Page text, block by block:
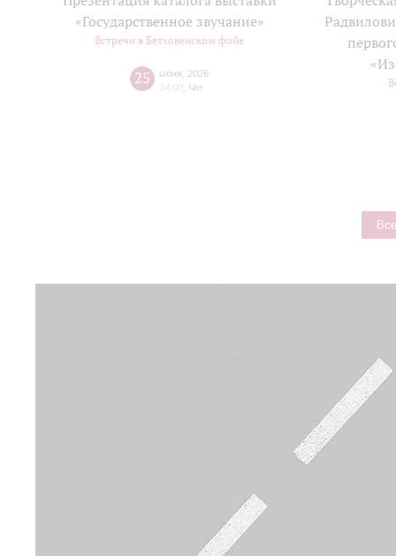
«Государственное звучание»
Встречи в Бетховенском фойе
25 июня 2026
14:00 Чт